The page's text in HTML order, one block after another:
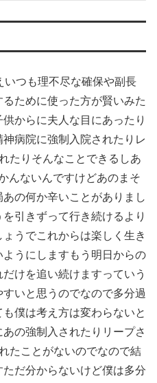
いつも理不尽な確保や副長
ために使った方が賢いみた
からに夫人な目にあったり
病院に強制入院されたりレ
たりそんなことできるしあ
んないんですけどあのまそ
の何か辛いことがありまし
引きずって行き続けるより
うでこれからは楽しく生き
うにしますもう明日からの
けを追い続けますっていう
いと思うのでなので多分過
僕は考え方は変わらないと
の強制入されたりリープさ
たことがないのでなので結
だ分からないけど僕は多分